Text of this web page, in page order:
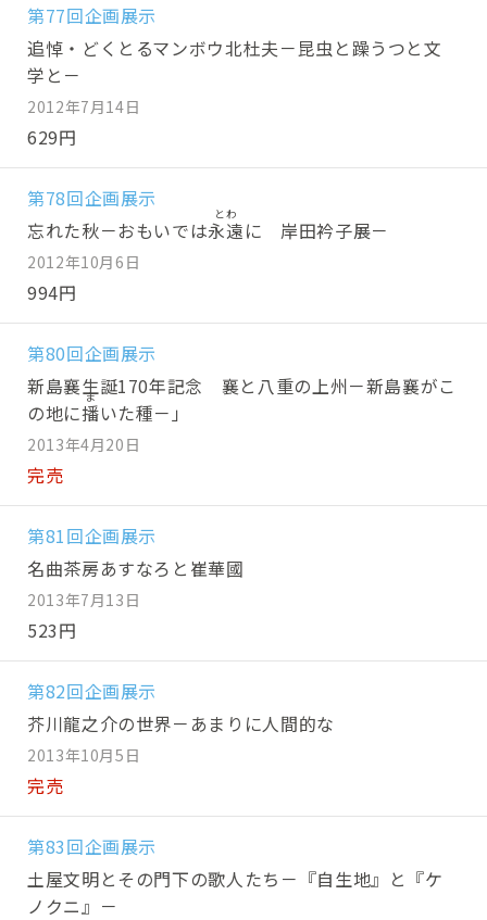
第77回企画展示
追悼・どくとるマンボウ北杜夫－昆虫と躁うつと文
学と－
2012年7月14日
629円
第78回企画展示
忘れた秋－おもいでは永遠に 岸田衿子展－
2012年10月6日
994円
第80回企画展示
新島襄生誕170年記念 襄と八重の上州－新島襄がこ
の地に播いた種－」
2013年4月20日
完売
第81回企画展示
名曲茶房あすなろと崔華國
2013年7月13日
523円
第82回企画展示
芥川龍之介の世界－あまりに人間的な
2013年10月5日
完売
第83回企画展示
土屋文明とその門下の歌人たち－『自生地』と『ケ
ノクニ』－